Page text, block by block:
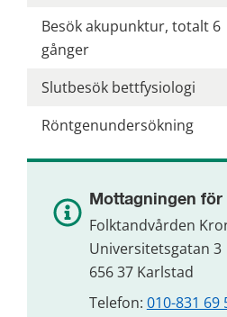
Besök akupunktur, totalt 6
gånger
Slutbesök bettfysiologi
Röntgenundersökning
Mottagningen
Folktandvården
Universitetsgatan 3
656 37 Karlstad
Telefon: 010-831 69